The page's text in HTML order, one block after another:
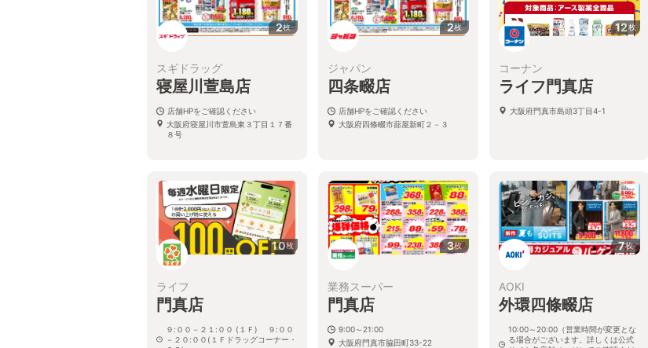
2枚
スギドラッグ
寝屋川萱島店
店舗HPをご確認ください
大阪府寝屋川市萱島東３丁目１７番
８号
2枚
ジャパン
四条畷店
店舗HPをご確認ください
大阪府四條畷市蔀屋新町２－３
12枚
コーナン
ライフ門真店
大阪府門真市島頭3丁目4-1
10枚
ライフ
門真店
９:００－２１:００ (１Ｆ) ９:００
－２０:００(１Ｆドラッグコーナー・
3枚
業務スーパー
門真店
9:00～21:00
大阪府門真市脇田町33-22
7枚
AOKI
外環四條畷店
10:00～20:00（営業時間が変更とな
る場合がございます。詳しくは公式